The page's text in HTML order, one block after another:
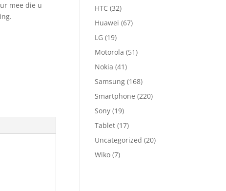
mee die u
HTC (32)
Huawei (67)
LG (19)
Motorola (51)
Nokia (41)
Samsung (168)
Smartphone (220)
Sony (19)
Tablet (17)
Uncategorized (20)
Wiko (7)